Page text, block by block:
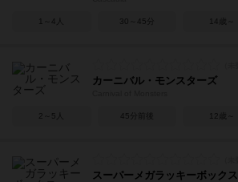
1～4人 30～45分 14歳～
カーニバル・モンスターズ
2～5人 45分前後 12歳～
スーパーメガラッキーボックス